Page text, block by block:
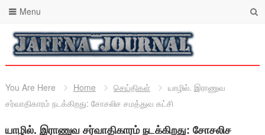
Menu
You Are Here Home செய்திகள்
யாழில். இராணுவ
சர்வாதிகாரம் நடக்கிறது: சோசலிச சமத்துவ கட்சி
யாழில். இராணுவ சர்வாதிகாரம் நடக்கிறது: சோசலிச